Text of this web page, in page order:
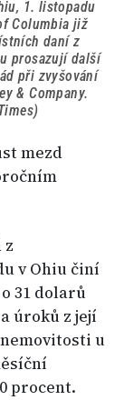
1. listopadu
Columbia již
daní z
prosazují další
při zvyšování
& Company.
mezd
z
v Ohiu činí
31 dolarů
úroků z její
u
procent.